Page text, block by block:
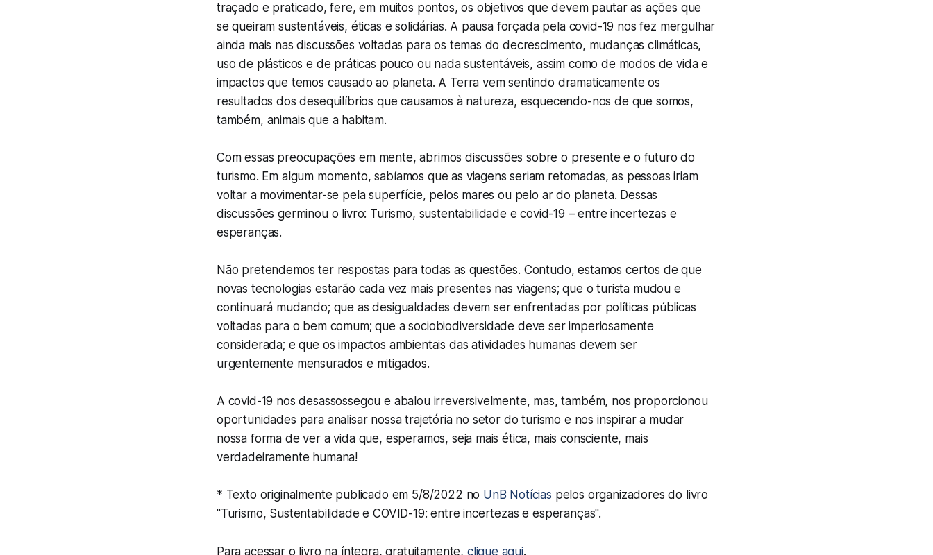
traçado e praticado, fere, em muitos pontos, os objetivos que devem pautar as ações que
se queiram sustentáveis, éticas e solidárias. A pausa forçada pela covid-19 nos fez mergulhar
ainda mais nas discussões voltadas para os temas do decrescimento, mudanças climáticas,
uso de plásticos e de práticas pouco ou nada sustentáveis, assim como de modos de vida e
impactos que temos causado ao planeta. A Terra vem sentindo dramaticamente os
resultados dos desequilíbrios que causamos à natureza, esquecendo-nos de que somos,
também, animais que a habitam.
Com essas preocupações em mente, abrimos discussões sobre o presente e o futuro do
turismo. Em algum momento, sabíamos que as viagens seriam retomadas, as pessoas iriam
voltar a movimentar-se pela superfície, pelos mares ou pelo ar do planeta. Dessas
discussões germinou o livro: Turismo, sustentabilidade e covid-19 – entre incertezas e
esperanças.
Não pretendemos ter respostas para todas as questões. Contudo, estamos certos de que
novas tecnologias estarão cada vez mais presentes nas viagens; que o turista mudou e
continuará mudando; que as desigualdades devem ser enfrentadas por políticas públicas
voltadas para o bem comum; que a sociobiodiversidade deve ser imperiosamente
considerada; e que os impactos ambientais das atividades humanas devem ser
urgentemente mensurados e mitigados.
A covid-19 nos desassossegou e abalou irreversivelmente, mas, também, nos proporcionou
oportunidades para analisar nossa trajetória no setor do turismo e nos inspirar a mudar
nossa forma de ver a vida que, esperamos, seja mais ética, mais consciente, mais
verdadeiramente humana!
* Texto originalmente publicado em 5/8/2022 no UnB Notícias pelos organizadores do livro
"Turismo, Sustentabilidade e COVID-19: entre incertezas e esperanças".
Para acessar o livro na íntegra, gratuitamente, clique aqui.